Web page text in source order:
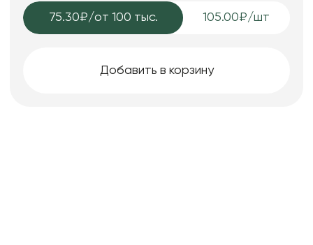
75.30₽/от 100 тыс. 105.00₽/шт
Добавить в корзину